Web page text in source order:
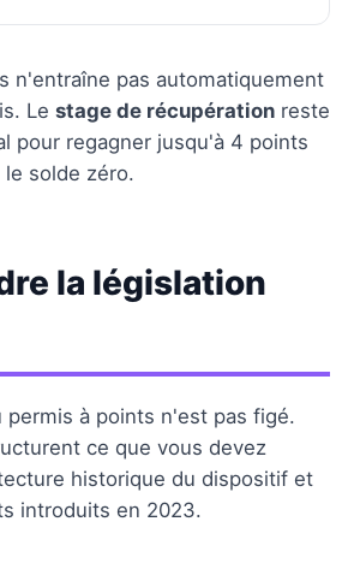
législation actuelle
administratives essentielles
n'entraîne pas automatiquement
Le stage de récupération reste
pour regagner jusqu'à 4 points
solde zéro.
la législation
permis à points n'est pas figé.
ce que vous devez
historique du dispositif et
introduits en 2023.